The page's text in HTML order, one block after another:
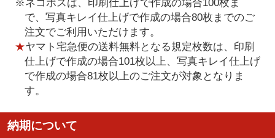
※ネコポスは、印刷仕上げで作成の場合100枚ま
で、写真キレイ仕上げで作成の場合80枚までのご
注文でご利用いただけます。
★ヤマト宅急便の送料無料となる規定枚数は、印刷
仕上げで作成の場合101枚以上、写真キレイ仕上げ
で作成の場合81枚以上のご注文が対象となりま
す。
納期について